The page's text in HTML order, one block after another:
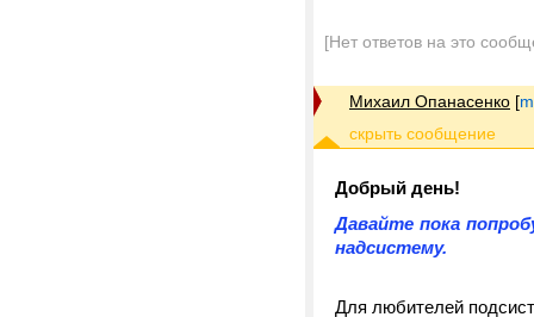
[Нет ответов на это
Михаил Опанасенко [
Добрый день!
Давайте пока
надсистему.
Для любителей